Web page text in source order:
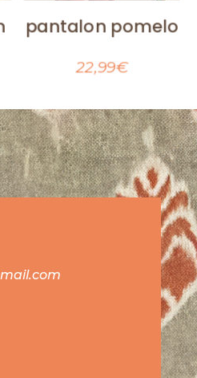
pantalon pomelo
22,99€